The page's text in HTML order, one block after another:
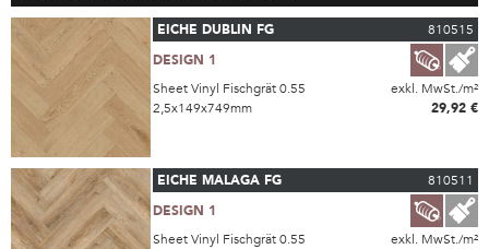
EICHE DUBLIN FG
810515
DESIGN 1
Sheet Vinyl Fischgrät 0.55
exkl. MwSt./m²
2,5x149x749mm
29,92 €
EICHE MALAGA FG
810511
DESIGN 1
Sheet Vinyl Fischgrät 0.55
exkl. MwSt./m²